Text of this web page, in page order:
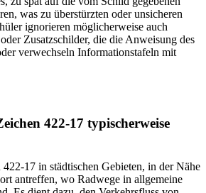
was zu überstürzten oder unsicheren
ignorieren möglicherweise auch
Zusatzschilder, die die Anweisung des
verwechseln Informationstafeln mit
422-17 typischerweise
17 in städtischen Gebieten, in der Nähe
antreffen, wo Radwege in allgemeine